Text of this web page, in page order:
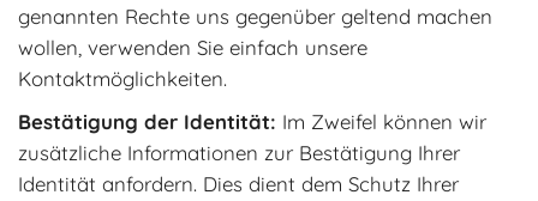
genannten Rechte uns gegenüber geltend machen
wollen, verwenden Sie einfach unsere
Kontaktmöglichkeiten.
Bestätigung der Identität: Im Zweifel können wir
zusätzliche Informationen zur Bestätigung Ihrer
Identität anfordern. Dies dient dem Schutz Ihrer